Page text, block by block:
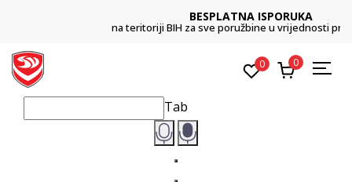
BESPLATNA ISPORUKA
na teritoriji BIH za sve poružbine u vrijednosti preko 99 KM
0 0
Tab